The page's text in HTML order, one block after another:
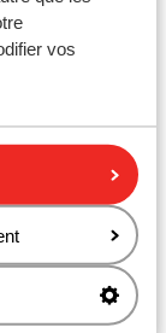
vos
environ 200
del Sol -